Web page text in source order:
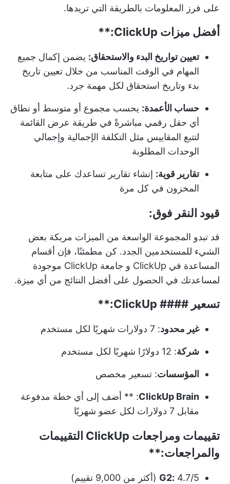
على فرز المعلومات بالطريقة التي تريدها.
أفضل ميزات ClickUp:**
تعيين تواريخ البدء والاستحقاق: يضمن إكمال جميع
المهام في الوقت المناسب من خلال تعيين تاريخ
بدء وتاريخ استحقاق لكل مهمة جرد.
حساب الأعمدة: يحسب مجموع أو متوسط أو نطاق
أي حقل رقمي مباشرةً في طريقة عرض القائمة
لتتبع المقاييس مثل التكلفة الإجمالية وإجمالي
الوحدات المطلوبة
تقارير قوية: إنشاء تقارير تساعدك على متابعة
المخزون في كل مرة
قيود النقر فوق:
قد تبدو المجموعة الواسعة من الميزات مربكة بعض
الشيء للمستخدمين الجدد. كن مطمئنًا، فإن أقسام
المساعدة في ClickUp و
جامعة ClickUp
موجودة
لمساعدتك في الحصول على أفضل النتائج من أي ميزة.
تسعير #### ClickUp:**
غير محدود: 7 دولارات شهريًا لكل مستخدم
شركة: 12 دولارًا شهريًا لكل مستخدم
المؤسسات: تسعير مخصص
ClickUp Brain: ** أضف إلى أي خطة مدفوعة
مقابل 7 دولارات لكل عضو شهريًا
تقييمات ومراجعات
ClickUp التقييمات
والمراجعات:**
G2: 4.7/5 (أكثر من 9,000 تقييم)